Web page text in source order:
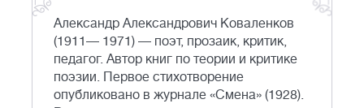
Александр Александрович Коваленков
(1911— 1971) — поэт, прозаик, критик,
педагог. Автор книг по теории и критике
поэзии. Первое стихотворение
опубликовано в журнале «Смена» (1928).